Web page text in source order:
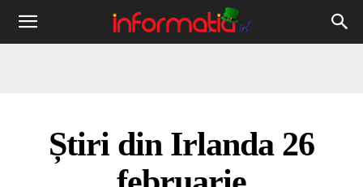
Informația
Știri din Irlanda 26